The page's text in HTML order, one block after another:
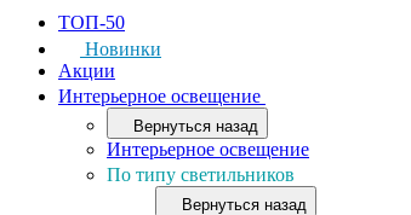
ТОП-50
Новинки
Акции
Интерьерное освещение
Вернуться назад
Интерьерное освещение
По типу светильников
Вернуться назад